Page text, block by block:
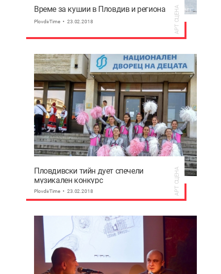
Време за кушии в Пловдив и региона
PlovdivTime 23.02.2018 АРТ СЦЕНА
Пловдивски тийн дует спечели
музикален конкурс
PlovdivTime 23.02.2018 АРТ СЦЕНА